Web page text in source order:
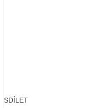
SDÍLET